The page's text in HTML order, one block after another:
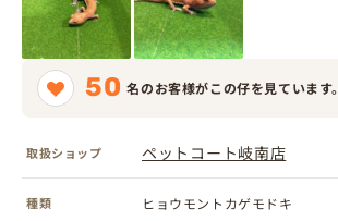
50 名のお客様がこの仔を見ています。
取扱ショップ ペットコート岐南店
種類 ヒョウモントカゲモドキ